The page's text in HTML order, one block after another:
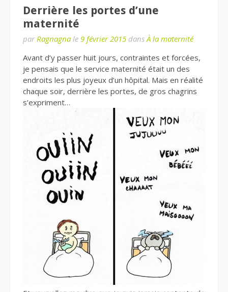
Derrière les portes d’une
maternité
par Ragnagna le 9 février 2015 dansÀ la maternité
Avant d’y passer huit jours, contraintes et forcées,
je pensais que le service maternité était un des
endroits les plus joyeux d’un hôpital. Mais en réalité
chaque soir, derrière les portes, de gros chagrins
s’expriment…